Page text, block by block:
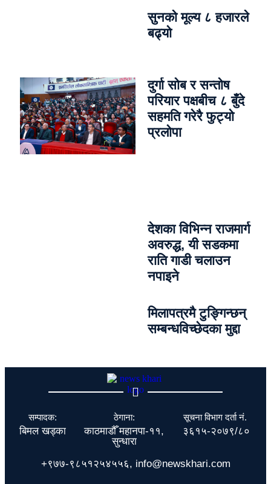
सुनको मूल्य ८ हजारले
बढ्यो
दुर्गा सोब र सन्तोष
परियार पक्षबीच ८ बुँदे
सहमति गरेरै फुट्यो
प्रलोपा
देशका विभिन्न राजमार्ग
अवरुद्ध, यी सडकमा
राति गाडी चलाउन
नपाइने
मिलापत्रमै टुङ्गिन्छन्
सम्बन्धविच्छेदका मुद्दा
सम्पादक:
बिमल खड्का
ठेगाना:
काठमाडौँ महानपा-११,
सुन्धारा
सूचना विभाग दर्ता नं.
३६१५-२०७९/८०
+९७७-९८५१२५४५५६, info@newskhari.com